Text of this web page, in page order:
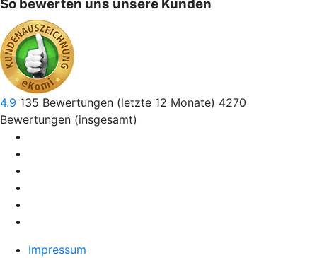
So bewerten uns unsere Kunden
4.9 135 Bewertungen (letzte 12 Monate) 4270
Bewertungen (insgesamt)
Impressum